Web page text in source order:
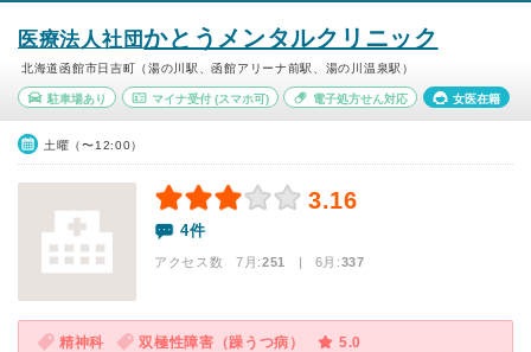
医療法人社団かとうメンタルクリニック
北海道函館市日吉町（湯の川駅、函館アリーナ前駅、湯の川温泉駅）
駐車場あり マイナ受付(スマホ可) 電子処方せん対応 女医在籍
土曜（〜12:00）
3.16
4件
アクセス数 7月:251 | 6月:337
精神科 双極性障害（躁うつ病）
5.0